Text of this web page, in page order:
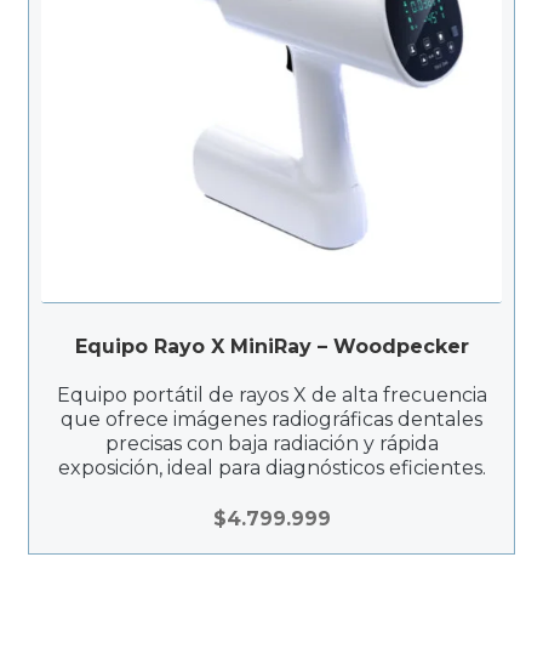
Equipo Rayo X MiniRay – Woodpecker
Equipo portátil de rayos X de alta frecuencia
que ofrece imágenes radiográficas dentales
precisas con baja radiación y rápida
exposición, ideal para diagnósticos eficientes.
$4.799.999